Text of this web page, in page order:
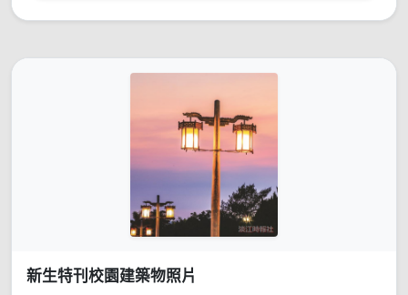
新生特刊校園建築物照片